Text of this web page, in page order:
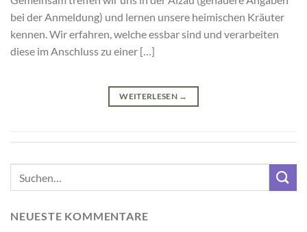
bei der Anmeldung) und lernen unsere heimischen Kräuter
kennen. Wir erfahren, welche essbar sind und verarbeiten
diese im Anschluss zu einer […]
WEITERLESEN →
NEUESTE KOMMENTARE